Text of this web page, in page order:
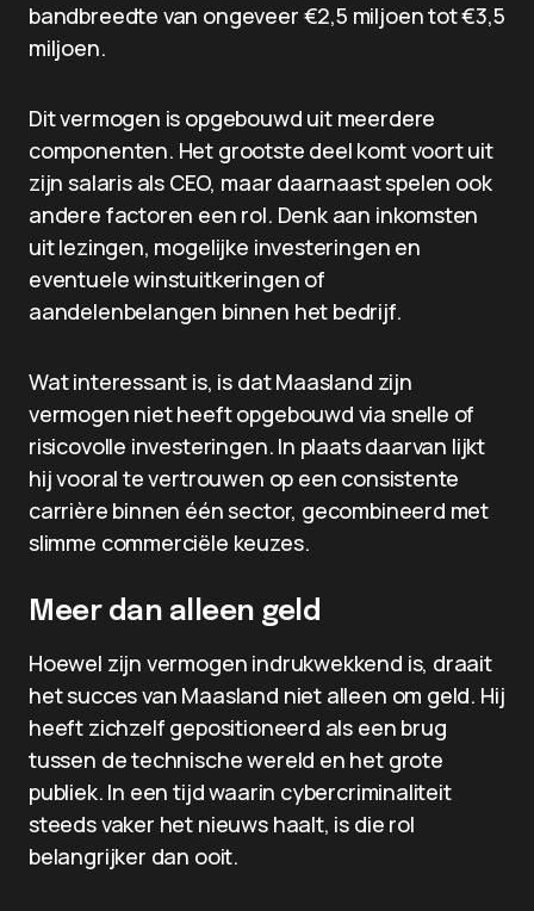
bandbreedte van ongeveer €2,5 miljoen tot €3,5
miljoen.
Dit vermogen is opgebouwd uit meerdere
componenten. Het grootste deel komt voort uit
zijn salaris als CEO, maar daarnaast spelen ook
andere factoren een rol. Denk aan inkomsten
uit lezingen, mogelijke investeringen en
eventuele winstuitkeringen of
aandelenbelangen binnen het bedrijf.
Wat interessant is, is dat Maasland zijn
vermogen niet heeft opgebouwd via snelle of
risicovolle investeringen. In plaats daarvan lijkt
hij vooral te vertrouwen op een consistente
carrière binnen één sector, gecombineerd met
slimme commerciële keuzes.
Meer dan alleen geld
Hoewel zijn vermogen indrukwekkend is, draait
het succes van Maasland niet alleen om geld. Hij
heeft zichzelf gepositioneerd als een brug
tussen de technische wereld en het grote
publiek. In een tijd waarin cybercriminaliteit
steeds vaker het nieuws haalt, is die rol
belangrijker dan ooit.